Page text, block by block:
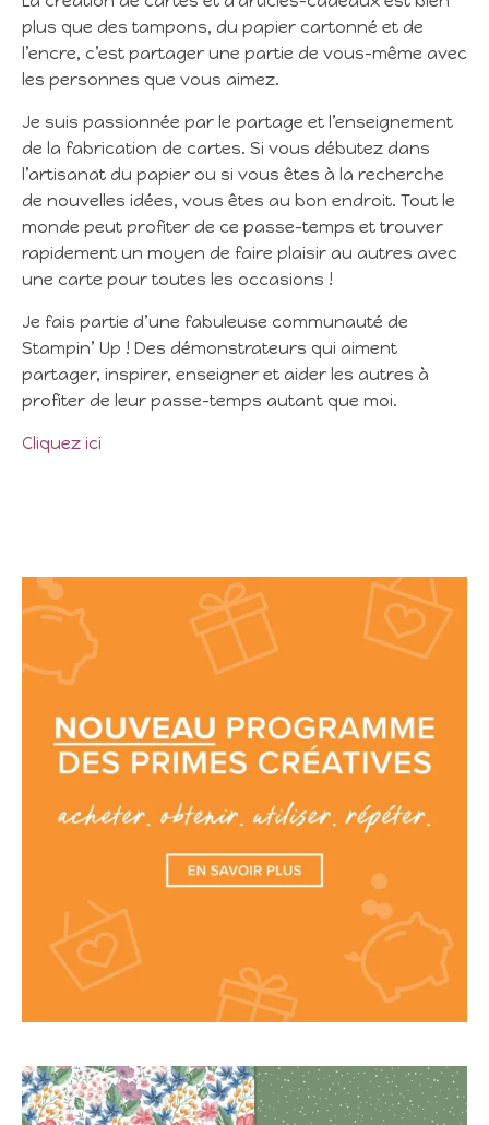
plus que des tampons, du papier cartonné et de
l’encre, c’est partager une partie de vous-même avec
les personnes que vous aimez.
Je suis passionnée par le partage et l’enseignement
de la fabrication de cartes. Si vous débutez dans
l’artisanat du papier ou si vous êtes à la recherche
de nouvelles idées, vous êtes au bon endroit. Tout le
monde peut profiter de ce passe-temps et trouver
rapidement un moyen de faire plaisir au autres avec
une carte pour toutes les occasions !
Je fais partie d’une fabuleuse communauté de
Stampin’ Up ! Des démonstrateurs qui aiment
partager, inspirer, enseigner et aider les autres à
profiter de leur passe-temps autant que moi.
Cliquez ici